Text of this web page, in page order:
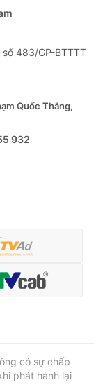
483/GP-BTTTT
Quốc Thắng,
932
có sự chấp
phát hành lại